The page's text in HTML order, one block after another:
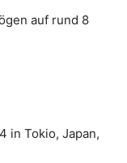
auf rund 8
in Tokio, Japan,